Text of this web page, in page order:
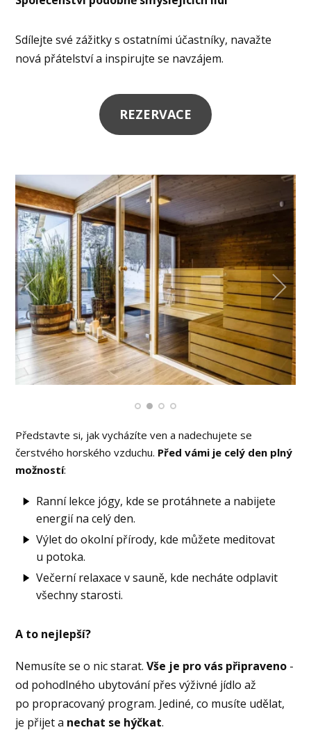
Sdílejte své zážitky s ostatními účastníky, navažte
nová přátelství a inspirujte se navzájem.
REZERVACE
Představte si, jak vycházíte ven a nadechujete se
čerstvého horského vzduchu. Před vámi je celý den plný
možností:
Ranní lekce jógy, kde se protáhnete a nabijete
energií na celý den.
Výlet do okolní přírody, kde můžete meditovat
u potoka.
Večerní relaxace v sauně, kde necháte odplavit
všechny starosti.
A to nejlepší?
Nemusíte se o nic starat.Vše je pro vás připraveno -
od pohodlného ubytování přes výživné jídlo až
po propracovaný program. Jediné, co musíte udělat,
je přijet a nechat se hýčkat.